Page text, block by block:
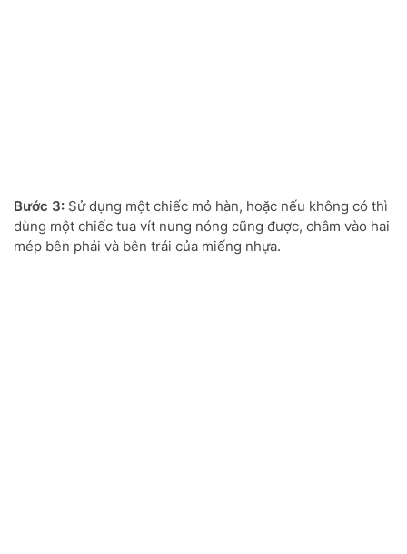
Bước 3: Sử dụng một chiếc mỏ hàn, hoặc nếu không có thì
dùng một chiếc tua vít nung nóng cũng được, châm vào hai
mép bên phải và bên trái của miếng nhựa.